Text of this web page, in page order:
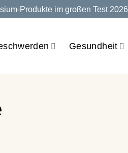
Produkte im großen Test 2026
Gesundheit